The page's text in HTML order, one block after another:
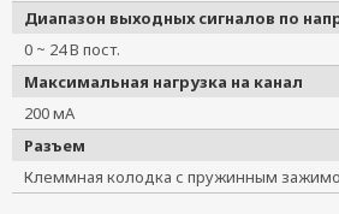
Диапазон выходных сигналов по
0 ~ 24 В пост.
Максимальная нагрузка на канал
200 мА
Разъем
Клеммная колодка с пружинным